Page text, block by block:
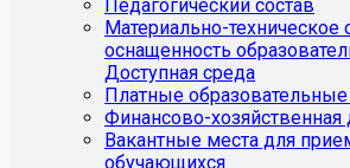
Педагогический состав
Материально-техническое
оснащенность
Доступная среда
Платные образовательные
Финансово-хозяйственная
Вакантные места для
обучающихся